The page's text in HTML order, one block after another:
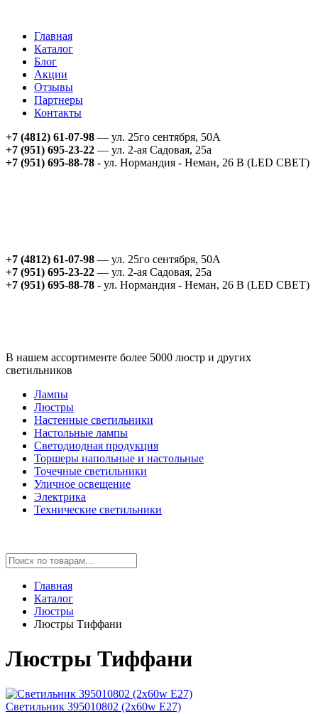
Главная
Каталог
Блог
Акции
Отзывы
Партнеры
Контакты
+7 (4812) 61-07-98 — ул. 25го сентября, 50А
+7 (951) 695-23-22 — ул. 2-ая Садовая, 25а
+7 (951) 695-88-78 - ул. Нормандия - Неман, 26 В (LED СВЕТ)
+7 (4812) 61-07-98 — ул. 25го сентября, 50А
+7 (951) 695-23-22 — ул. 2-ая Садовая, 25а
+7 (951) 695-88-78 - ул. Нормандия - Неман, 26 В (LED СВЕТ)
В нашем ассортименте более 5000 люстр и других
светильников
Лампы
Люстры
Настенные светильники
Настольные лампы
Светодиодная продукция
Торшеры напольные и настольные
Точечные светильники
Уличное освещение
Электрика
Технические светильники
Главная
Каталог
Люстры
Люстры Тиффани
Люстры Тиффани
Светильник 395010802 (2x60w E27)